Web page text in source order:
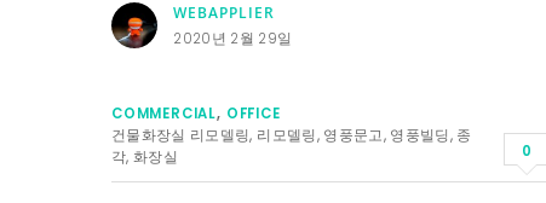
WEBAPPLIER
2020년 2월 29일
COMMERCIAL, OFFICE
건물화장실 리모델링, 리모델링, 영풍문고, 영풍빌딩, 종
각,화장실 0